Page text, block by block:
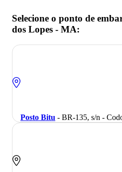
Selecione o ponto de
dos Lopes - MA:
Posto Bitu - BR-135, s/n -